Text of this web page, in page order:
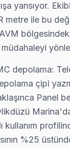
TV'nizin uzun
temizlik ve
SMD
durumu
kapsamı
bakım
Telefunken TV
yansıyor.
metre ile bu
depolama:
çipi
Panel
kullanım
%25